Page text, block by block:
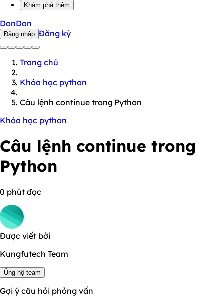
Khám phá thêm
DonDon
Đăng nhập Đăng ký
Trang chủ
Khóa học python
Câu lệnh continue trong Python
Khóa học python
Câu lệnh continue trong
Python
0 phút đọc
Được viết bởi
Kungfutech Team
Ủng hộ team
Gợi ý câu hỏi phỏng vấn